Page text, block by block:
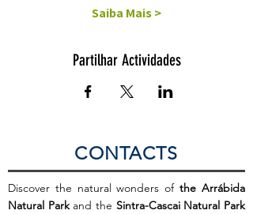
Saiba Mais >
Partilhar Actividades
CONTACTS
Discover the natural wonders ofthe Arrábida
Natural Parkand the Sintra-Cascai Natural Park